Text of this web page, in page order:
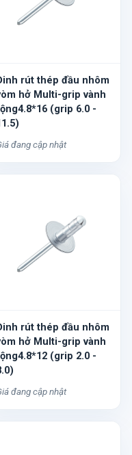
rút thép đầu nhôm
hở Multi-grip vành
(grip 6.0 -
đang cập nhật
rút thép đầu nhôm
hở Multi-grip vành
(grip 2.0 -
đang cập nhật